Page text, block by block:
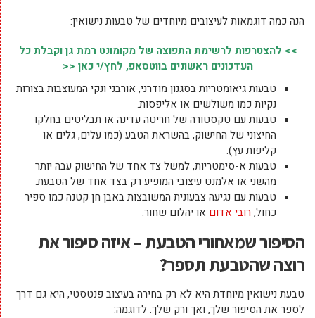
הנה כמה דוגמאות לעיצובים מיוחדים של טבעות נישואין:
>> להצטרפות לרשימת התפוצה של מקומונט רמת גן וקבלת כל
העדכונים ראשונים בווטסאפ, לחץ/י כאן <<
טבעות גיאומטריות בסגנון מודרני, אורבני ונקי המעוצבות בצורות
נקיות כמו משולשים או אליפסות.
טבעות עם טקסטורה של חריטה עדינה או תבליטים בחלקו
החיצוני של החישוק, בהשראת הטבע (כמו עלים, גלים או
קליפות עץ).
טבעות א-סימטריות, למשל צד אחד של החישוק עבה יותר
מהשני או אלמנט עיצובי המופיע רק בצד אחד של הטבעת.
טבעות עם נגיעה צבעונית המשובצות באבן חן קטנה כמו ספיר
כחול, רובי אדום או יהלום שחור.
הסיפור שמאחורי הטבעת – איזה סיפור את
רוצה שהטבעת תספר?
טבעת נישואין מיוחדת היא לא רק בחירה בעיצוב פנטסטי, היא גם דרך
לספר את הסיפור שלך, ואך ורק שלך. לדוגמה: